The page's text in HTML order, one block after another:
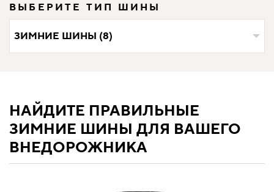
ВЫБЕРИТЕ ТИП ШИНЫ
ЗИМНИЕ ШИНЫ (8)
НАЙДИТЕ ПРАВИЛЬНЫЕ
ЗИМНИЕ ШИНЫ ДЛЯ ВАШЕГО
ВНЕДОРОЖНИКА